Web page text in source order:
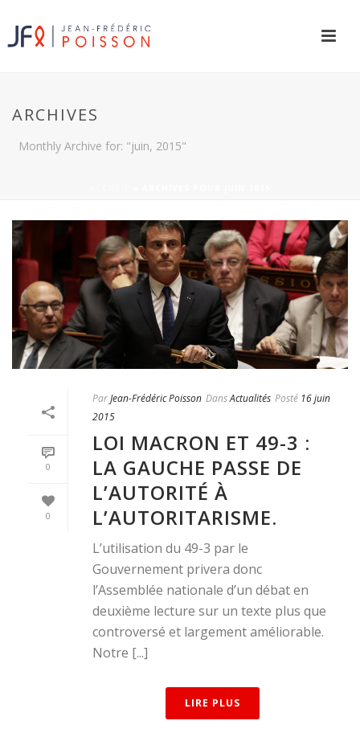
ARCHIVES
Monthly Archive for: "juin, 2015"
0
0
ParJean-Frédéric Poisson DansActualités Posté 16 juin
2015
LOI MACRON ET 49-3 :
LA GAUCHE PASSE DE
L’AUTORITÉ À
L’AUTORITARISME.
L’utilisation du 49-3 par le
Gouvernement privera donc
l’Assemblée nationale d’un débat en
deuxième lecture sur un texte plus que
controversé et largement améliorable.
Notre [...]
LIRE PLUS